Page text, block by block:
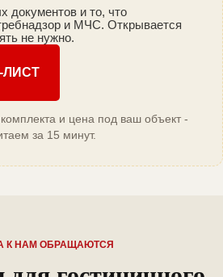
документов и то, что
и МЧС. Открывается
не нужно.
ЛИСТ
и цена под ваш объект -
за 15 минут.
К НАМ ОБРАЩАЮТСЯ